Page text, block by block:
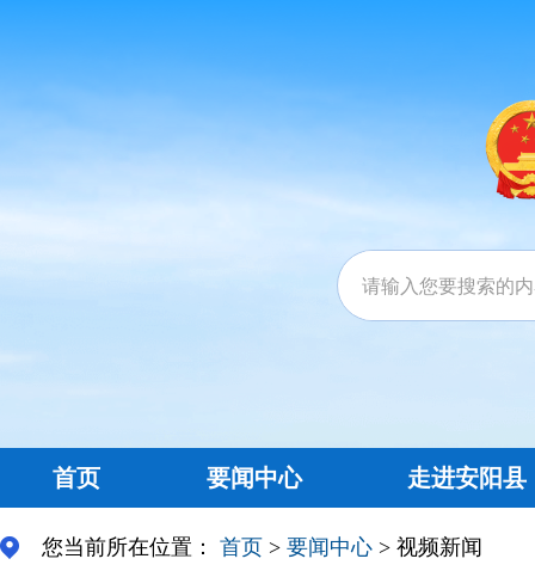
首页 要闻中心 走进安阳县
您当前所在位置： 首页 > 要闻中心 > 视频新闻